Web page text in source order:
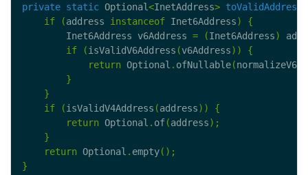
private static Optional<InetAddress> toValidAddress
if
(address instanceof Inet6Address)
{
        Inet6Address v6Address
= (Inet6Address)
if
(isValidV6Address (v6Address))
{
return Optional . ofNullable(
}
}
if
(isValidV4Address (address))
{
return Optional . of(address);
}
return Optional . empty();
}